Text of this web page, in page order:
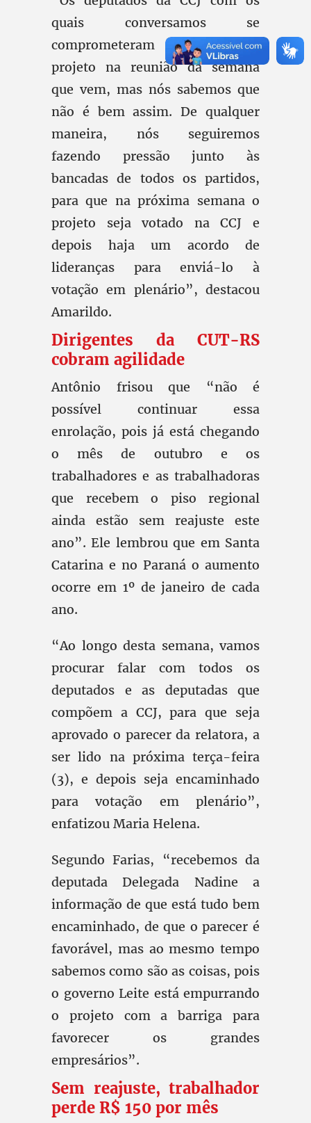
quais conversamos se
comprometeram a pautar o
projeto na reunião da semana
que vem, mas nós sabemos que
não é bem assim. De qualquer
maneira, nós seguiremos
fazendo pressão junto às
bancadas de todos os partidos,
para que na próxima semana o
projeto seja votado na CCJ e
depois haja um acordo de
lideranças para enviá-lo à
votação em plenário”, destacou
Amarildo.
Dirigentes da CUT-RS
cobram agilidade
Antônio frisou que “não é
possível continuar essa
enrolação, pois já está chegando
o mês de outubro e os
trabalhadores e as trabalhadoras
que recebem o piso regional
ainda estão sem reajuste este
ano”. Ele lembrou que em Santa
Catarina e no Paraná o aumento
ocorre em 1º de janeiro de cada
ano.
“Ao longo desta semana, vamos
procurar falar com todos os
deputados e as deputadas que
compõem a CCJ, para que seja
aprovado o parecer da relatora, a
ser lido na próxima terça-feira
(3), e depois seja encaminhado
para votação em plenário”,
enfatizou Maria Helena.
Segundo Farias, “recebemos da
deputada Delegada Nadine a
informação de que está tudo bem
encaminhado, de que o parecer é
favorável, mas ao mesmo tempo
sabemos como são as coisas, pois
o governo Leite está empurrando
o projeto com a barriga para
favorecer os grandes
empresários”.
Sem reajuste, trabalhador
perde R$ 150 por mês